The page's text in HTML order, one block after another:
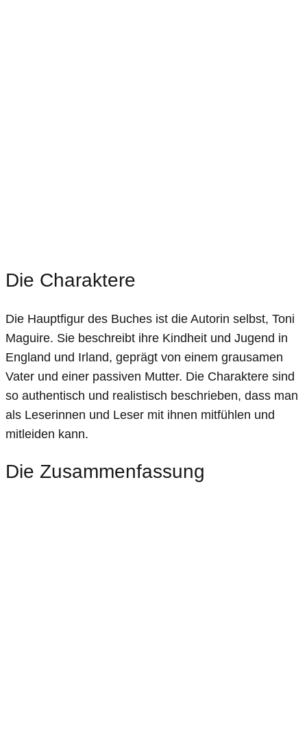
Die Charaktere
Die Hauptfigur des Buches ist die Autorin selbst, Toni
Maguire. Sie beschreibt ihre Kindheit und Jugend in
England und Irland, geprägt von einem grausamen
Vater und einer passiven Mutter. Die Charaktere sind
so authentisch und realistisch beschrieben, dass man
als Leserinnen und Leser mit ihnen mitfühlen und
mitleiden kann.
Die Zusammenfassung